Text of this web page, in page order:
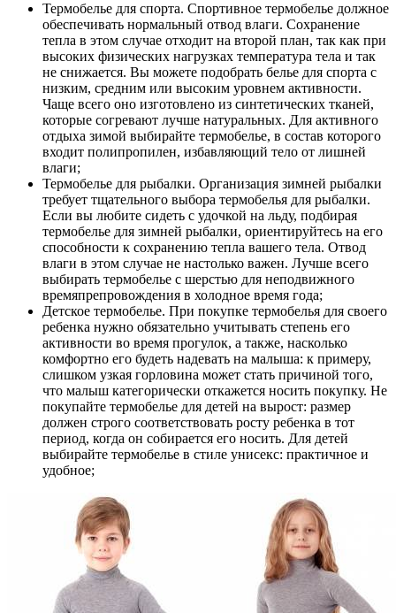
Термобелье для спорта. Спортивное термобелье должное
обеспечивать нормальный отвод влаги. Сохранение
тепла в этом случае отходит на второй план, так как при
высоких физических нагрузках температура тела и так
не снижается. Вы можете подобрать белье для спорта с
низким, средним или высоким уровнем активности.
Чаще всего оно изготовлено из синтетических тканей,
которые согревают лучше натуральных. Для активного
отдыха зимой выбирайте термобелье, в состав которого
входит полипропилен, избавляющий тело от лишней
влаги;
Термобелье для рыбалки. Организация зимней рыбалки
требует тщательного выбора термобелья для рыбалки.
Если вы любите сидеть с удочкой на льду, подбирая
термобелье для зимней рыбалки, ориентируйтесь на его
способности к сохранению тепла вашего тела. Отвод
влаги в этом случае не настолько важен. Лучше всего
выбирать термобелье с шерстью для неподвижного
времяпрепровождения в холодное время года;
Детское термобелье. При покупке термобелья для своего
ребенка нужно обязательно учитывать степень его
активности во время прогулок, а также, насколько
комфортно его будеть надевать на малыша: к примеру,
слишком узкая горловина может стать причиной того,
что малыш категорически откажется носить покупку. Не
покупайте термобелье для детей на вырост: размер
должен строго соответствовать росту ребенка в тот
период, когда он собирается его носить. Для детей
выбирайте термобелье в стиле унисекс: практичное и
удобное;